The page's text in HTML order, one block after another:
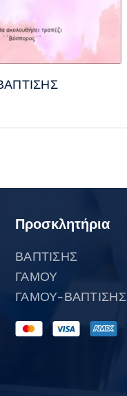
Προσκλητήρια
ΒΑΠΤΙΣΗΣ
ΓΑΜΟΥ
ΓΑΜΟΥ-ΒΑΠΤΙΣΗΣ